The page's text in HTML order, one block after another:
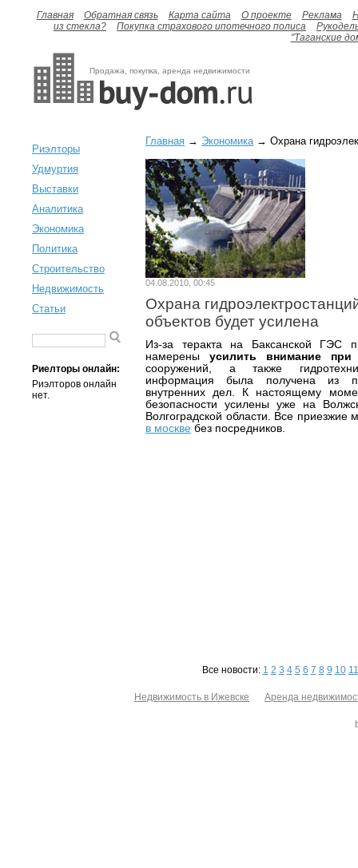
Главная Обратная связь Карта сайта О проекте Реклама
из стекла?
Покупка страхового ипотечного полиса
"Таганские
Продажа, покупка, аренда недвижимости
Риэлторы
Удмуртия
Выставки
Аналитика
Экономика
Политика
Строительство
Недвижимость
Статьи
Риелторы онлайн:
Риэлторов онлайн
нет.
Главная → Экономика→ Охрана
04.08.2010, 00:45
Охрана
объектов будет усилена
Из-за теракта на Баксанской ГЭС
намерены усилить внимание при
сооружений, а также
информация была получена из
внутренних дел. К настоящему
безопасности усилены уже на
Волгоградской области. Все приезжие
в москве без посредников.
Все новости: 1 2 3 4 5 6 7 8 9 10 11
Недвижимость в Ижевске Аренда